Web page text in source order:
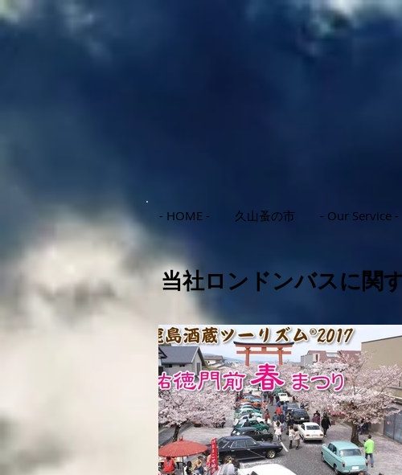
- HOME - 久山蚤の市 - Our Service -
当社ロンドンバスに関